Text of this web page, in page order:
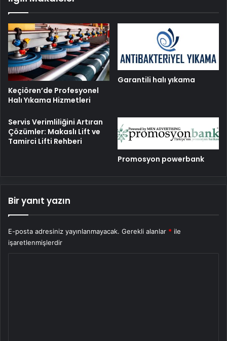
Keçiören’de Profesyonel
Halı Yıkama Hizmetleri
Garantili halı yıkama
Servis Verimliliğini Artıran
Çözümler: Makaslı Lift ve
Tamirci Lifti Rehberi
Promosyon powerbank
Bir yanıt yazın
E-posta adresiniz yayınlanmayacak. Gerekli alanlar * ile
işaretlenmişlerdir